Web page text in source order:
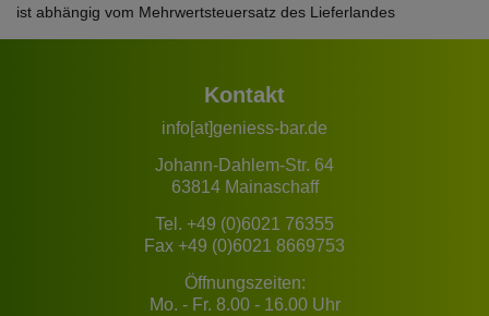
ist abhängig vom Mehrwertsteuersatz des Lieferlandes
Kontakt
info[at]geniess-bar.de
Johann-Dahlem-Str. 64
63814 Mainaschaff
Tel. +49 (0)6021 76355
Fax +49 (0)6021 8669753
Öffnungszeiten:
Mo. - Fr. 8.00 - 16.00 Uhr